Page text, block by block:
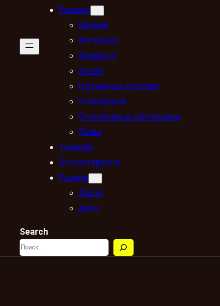
Ремонт
Ванная
Интерьер
Комната
Кухня
Натяжные потолки
Освещение
Отопление и сантехника
Полы
Техника
Это интересно
Разное
Досуг
Авто
Search